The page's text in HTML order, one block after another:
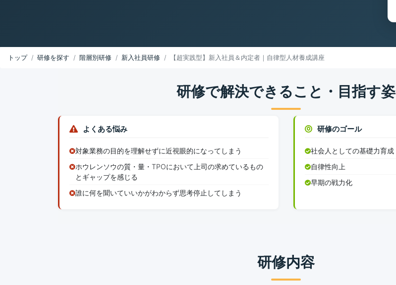
トップ 研修を探す 階層別研修 新入社員研修 【超実践型】新入社員＆内定者｜自律型人材養成講座
研修で解決できること・目指す姿
よくある悩み
対象業務の目的を理解せずに近視眼的になってしまう
ホウレンソウの質・量・TPOにおいて上司の求めているもの
とギャップを感じる
誰に何を聞いていいかがわからず思考停止してしまう
研修のゴール
社会人としての基礎力育成
自律性向上
早期の戦力化
研修内容